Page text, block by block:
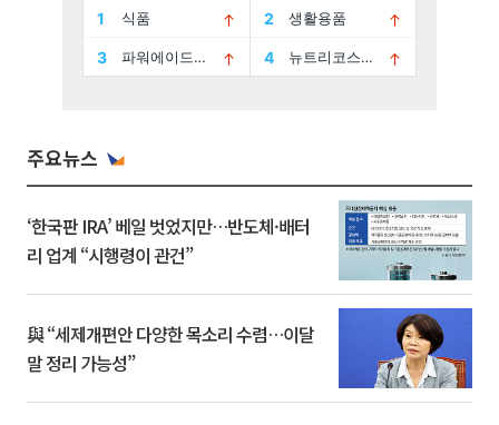
주요뉴스
‘한국판 IRA’ 베일 벗었지만…반도체·배터
리 업계 “시행령이 관건”
與 “세제개편안 다양한 목소리 수렴…이달
말 정리 가능성”